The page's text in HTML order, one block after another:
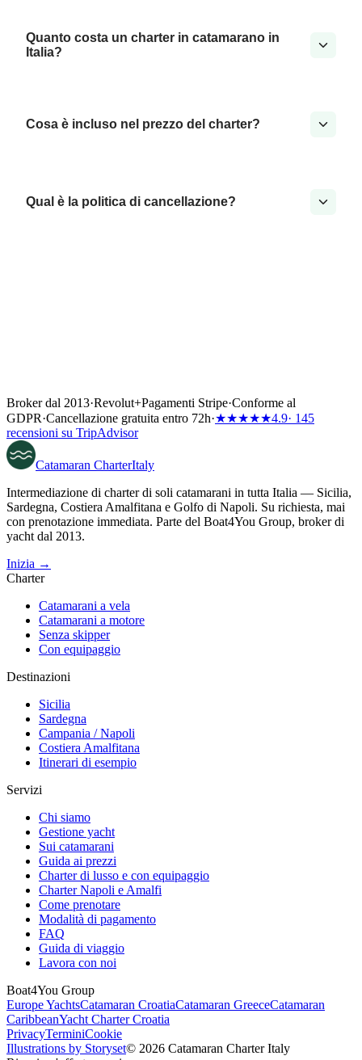
Quanto costa un charter in catamarano in
Italia?
Cosa è incluso nel prezzo del charter?
Qual è la politica di cancellazione?
Broker dal 2013·Revolut+Pagamenti Stripe·Conforme al
GDPR·Cancellazione gratuita entro 72h·★★★★★4.9· 145
recensioni su TripAdvisor
Catamaran CharterItaly
Intermediazione di charter di soli catamarani in tutta Italia — Sicilia,
Sardegna, Costiera Amalfitana e Golfo di Napoli. Su richiesta, mai
con prenotazione immediata. Parte del Boat4You Group, broker di
yacht dal 2013.
Inizia →
Charter
Catamarani a vela
Catamarani a motore
Senza skipper
Con equipaggio
Destinazioni
Sicilia
Sardegna
Campania / Napoli
Costiera Amalfitana
Itinerari di esempio
Servizi
Chi siamo
Gestione yacht
Sui catamarani
Guida ai prezzi
Charter di lusso e con equipaggio
Charter Napoli e Amalfi
Come prenotare
Modalità di pagamento
FAQ
Guida di viaggio
Lavora con noi
Boat4You Group
Europe YachtsCatamaran CroatiaCatamaran GreeceCatamaran
CaribbeanYacht Charter Croatia
PrivacyTerminiCookie
Illustrations by Storyset© 2026 Catamaran Charter Italy